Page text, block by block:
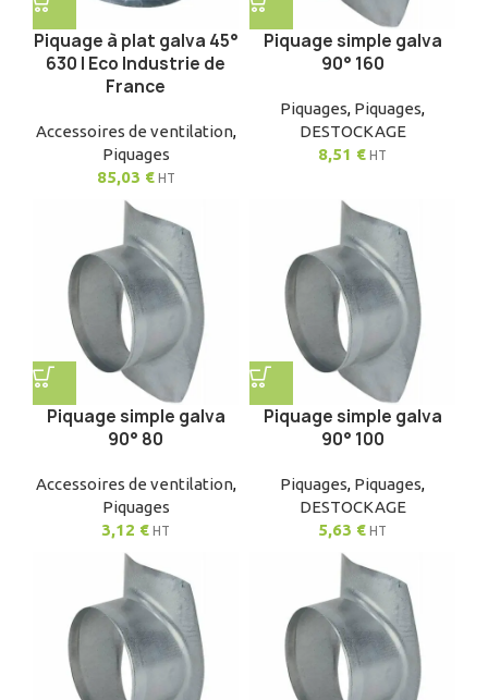
Piquage à plat galva 45°
630 | Eco Industrie de
France
Accessoires de ventilation,
Piquages
85,03 € HT
Piquage simple galva
90° 160
Piquages, Piquages,
DESTOCKAGE
8,51 € HT
Piquage simple galva
90° 80
Accessoires de ventilation,
Piquages
3,12 € HT
Piquage simple galva
90° 100
Piquages, Piquages,
DESTOCKAGE
5,63 € HT